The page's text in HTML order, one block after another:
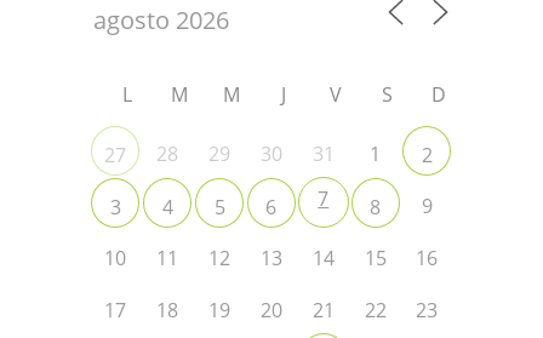
L M M J V S D
27 28 29 30 31 1
2
3
4 5 6 7 8
9
10
11 12 13 14 15
16
17
18 19 20 21 22
23